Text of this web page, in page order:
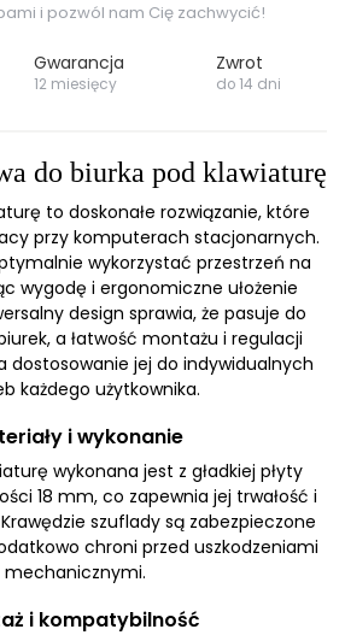
i pozwól nam Cię zachwycić!
Gwarancja
12 miesięcy
Zwrot
do 14 dni
do biurka pod klawiaturę
to doskonałe rozwiązanie, które
przy komputerach stacjonarnych.
wykorzystać przestrzeń na
wygodę i ergonomiczne ułożenie
design sprawia, że pasuje do
a łatwość montażu i regulacji
dostosowanie jej do indywidualnych
każdego użytkownika.
i wykonanie
wykonana jest z gładkiej płyty
18 mm, co zapewnia jej trwałość i
szuflady są zabezpieczone
chroni przed uszkodzeniami
mechanicznymi.
i kompatybilność